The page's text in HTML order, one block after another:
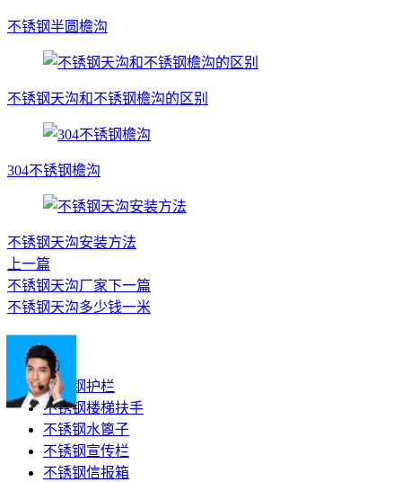
不锈钢半圆檐沟
不锈钢天沟和不锈钢檐沟的区别
304不锈钢檐沟
不锈钢天沟安装方法
上一篇
不锈钢天沟厂家下一篇
不锈钢天沟多少钱一米
产品分类
不锈钢护栏
不锈钢楼梯扶手
不锈钢水篦子
不锈钢宣传栏
不锈钢信报箱